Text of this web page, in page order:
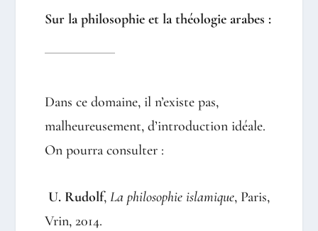
Sur la philosophie et la théologie arabes :
Dans ce domaine, il n’existe pas,
malheureusement, d’introduction idéale.
On pourra consulter :
U. Rudolf, La philosophie islamique, Paris,
Vrin, 2014.